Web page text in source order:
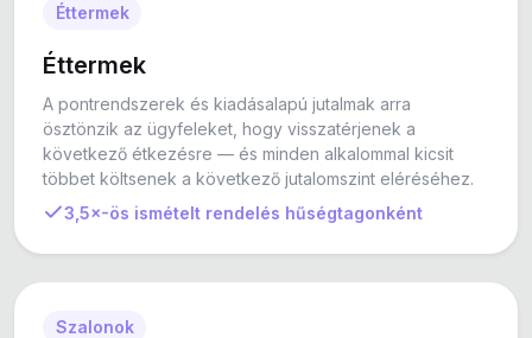
Éttermek
Éttermek
A pontrendszerek és kiadásalapú jutalmak arra
ösztönzik az ügyfeleket, hogy visszatérjenek a
következő étkezésre — és minden alkalommal kicsit
többet költsenek a következő jutalomszint eléréséhez.
3,5×-ös ismételt rendelés hűségtagonként
Szalonok